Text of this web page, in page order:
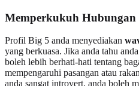
Memperkukuh
Profil Big 5 anda menyediakan
yang berkuasa. Jika anda tahu
boleh lebih berhati-hati tentang
mempengaruhi pasangan atau
anda sangat introvert, anda boleh